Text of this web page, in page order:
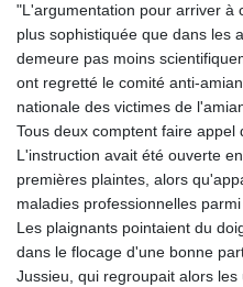
"L'argumentation pour arriver à
plus sophistiquée que dans les
demeure pas moins
ont regretté le comité anti-
nationale des victimes de
Tous deux comptent faire appel
L'instruction avait été ouverte
premières plaintes, alors
maladies professionnelles
Les plaignants pointaient du
dans le flocage d'une bonne
Jussieu, qui regroupait alors